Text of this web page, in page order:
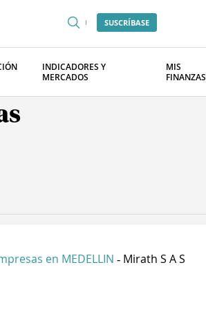
SUSCRÍBASE
INDICADORES Y
MERCADOS
MIS
FINANZAS
en MEDELLIN - Mirath S A S